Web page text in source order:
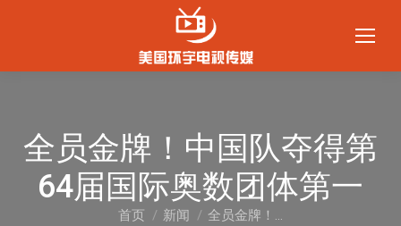
全员金牌！中国队夺得第
64届国际奥数团体第一
您在这里：
首页 新闻 全员金牌！…